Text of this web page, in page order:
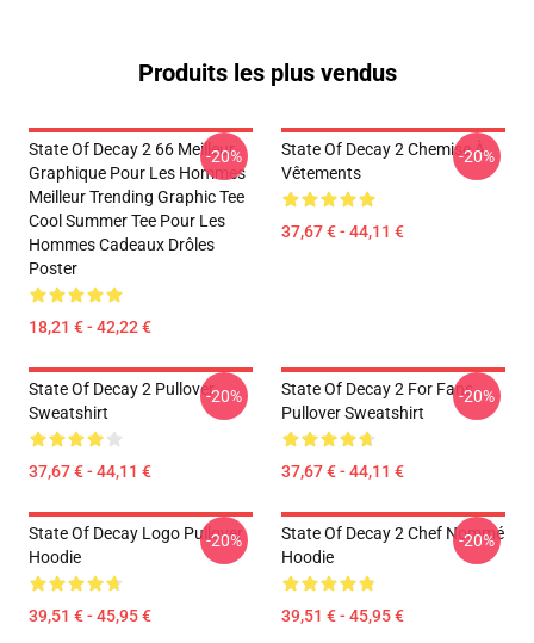
Produits les plus vendus
State Of Decay 2 66 Meilleur
Graphique Pour Les Hommes
Meilleur Trending Graphic Tee
Cool Summer Tee Pour Les
Hommes Cadeaux Drôles
Poster
18,21 € - 42,22 €
-20%
State Of Decay 2 Chemise À
Vêtements
37,67 € - 44,11 €
-20%
State Of Decay 2 Pullover
Sweatshirt
37,67 € - 44,11 €
-20%
State Of Decay 2 For Fans
Pullover Sweatshirt
37,67 € - 44,11 €
-20%
State Of Decay Logo Pullover
Hoodie
39,51 € - 45,95 €
-20%
State Of Decay 2 Chef Nommé
Hoodie
39,51 € - 45,95 €
-20%